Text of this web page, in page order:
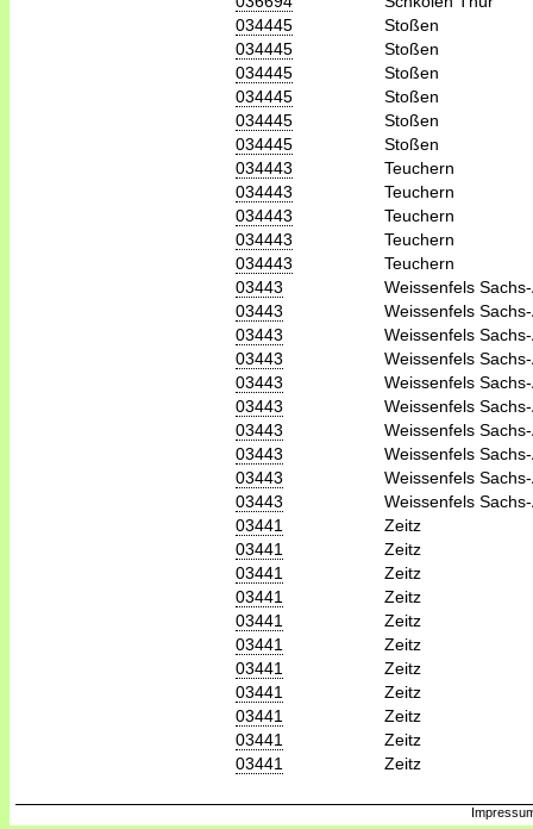
034445
Stoßen
034445
Stoßen
034445
Stoßen
034445
Stoßen
034445
Stoßen
034445
Stoßen
034443
Teuchern
034443
Teuchern
034443
Teuchern
034443
Teuchern
034443
Teuchern
03443
Weissenfels
03443
Weissenfels
03443
Weissenfels
03443
Weissenfels
03443
Weissenfels
03443
Weissenfels
03443
Weissenfels
03443
Weissenfels
03443
Weissenfels
03443
Weissenfels
03441
Zeitz
03441
Zeitz
03441
Zeitz
03441
Zeitz
03441
Zeitz
03441
Zeitz
03441
Zeitz
03441
Zeitz
03441
Zeitz
03441
Zeitz
03441
Zeitz